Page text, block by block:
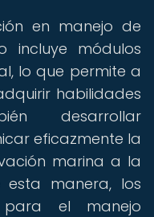
en manejo de
incluye módulos
lo que permite a
habilidades
desarrollar
eficazmente la
marina a la
esta manera, los
para el manejo